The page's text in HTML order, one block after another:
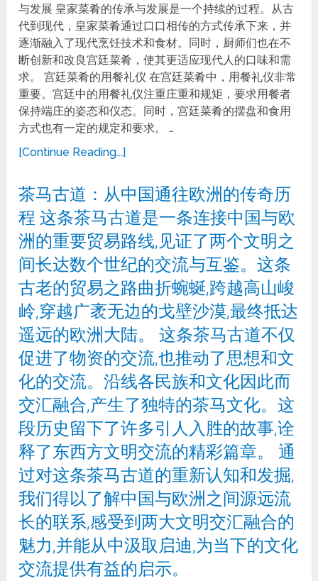
与发展 皇家菜肴的传承与发展是一个持续的过程。从古
代到现代，皇家菜肴通过口口相传的方式传承下来，并
逐渐融入了现代烹饪技术和食材。同时，厨师们也在不
断创新和改良宫廷菜肴，使其更适应现代人的口味和需
求。 宫廷菜肴的用餐礼仪 在宫廷菜肴中，用餐礼仪非常
重要。宫廷中的用餐礼仪注重庄重和规矩，要求用餐者
保持端庄的姿态和仪态。同时，宫廷菜肴的摆盘和食用
方式也有一定的规定和要求。 …
[Continue Reading...]
茶马古道：从中国通往欧洲的传奇历
程 这条茶马古道是一条连接中国与欧
洲的重要贸易路线,见证了两个文明之
间长达数个世纪的交流与互鉴。这条
古老的贸易之路曲折蜿蜒,跨越高山峻
岭,穿越广袤无边的戈壁沙漠,最终抵达
遥远的欧洲大陆。 这条茶马古道不仅
促进了物资的交流,也推动了思想和文
化的交流。沿线各民族和文化因此而
交汇融合,产生了独特的茶马文化。这
段历史留下了许多引人入胜的故事,诠
释了东西方文明交流的精彩篇章。 通
过对这条茶马古道的重新认知和发掘,
我们得以了解中国与欧洲之间源远流
长的联系,感受到两大文明交汇融合的
魅力,并能从中汲取启迪,为当下的文化
交流提供有益的启示。